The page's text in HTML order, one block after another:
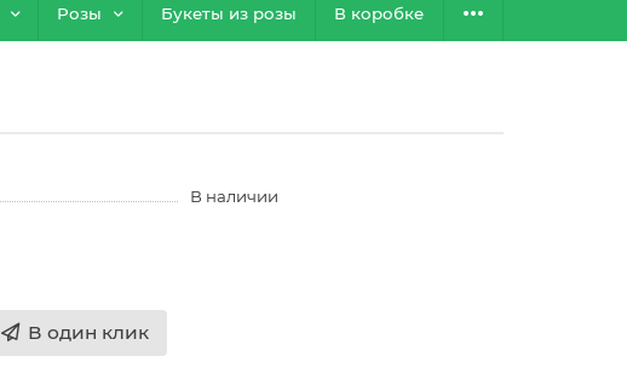
Розы Букеты из розы В коробке
В наличии
В один клик